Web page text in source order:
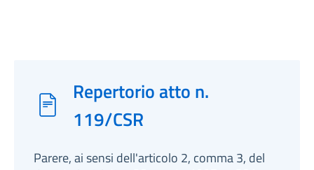
Repertorio atto n.
119/CSR
Parere, ai sensi dell'articolo 2, comma 3, del